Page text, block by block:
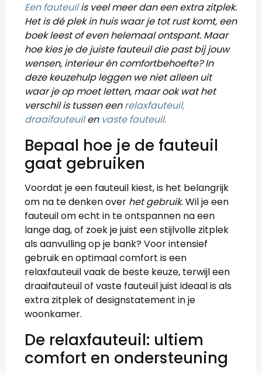
Een fauteuilis veel meer dan een extra zitplek.
Het is dé plek in huis waar je tot rust komt, een
boek leest of even helemaal ontspant. Maar
hoe kies je de juiste fauteuil die past bij jouw
wensen, interieur én comfortbehoefte? In
deze keuzehulp leggen we niet alleen uit
waar je op moet letten, maar ook wat het
verschil is tussen eenrelaxfauteuil,
draaifauteuilen vaste fauteuil.
Bepaal hoe je de fauteuil
gaat gebruiken
Voordat je een fauteuil kiest, is het belangrijk
om na te denken over het gebruik. Wil je een
fauteuil om echt in te ontspannen na een
lange dag, of zoek je juist een stijlvolle zitplek
als aanvulling op je bank? Voor intensief
gebruik en optimaal comfort is een
relaxfauteuil vaak de beste keuze, terwijl een
draaifauteuil of vaste fauteuil juist ideaal is als
extra zitplek of designstatement in je
woonkamer.
De relaxfauteuil: ultiem
comfort en ondersteuning